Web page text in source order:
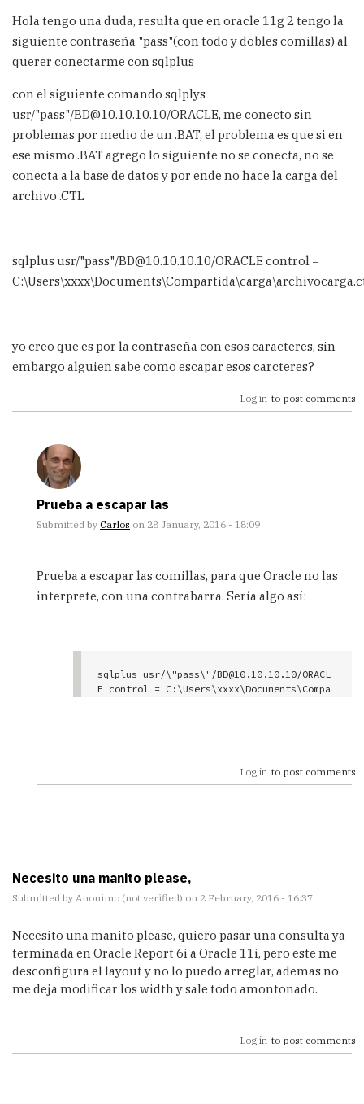
Hola tengo una duda, resulta que en oracle 11g 2 tengo la
siguiente contraseña "pass"(con todo y dobles comillas) al
querer conectarme con sqlplus
con el siguiente comando sqlplys
usr/"pass"/BD@10.10.10.10/ORACLE, me conecto sin
problemas por medio de un .BAT, el problema es que si en
ese mismo .BAT agrego lo siguiente no se conecta, no se
conecta a la base de datos y por ende no hace la carga del
archivo .CTL
sqlplus usr/"pass"/BD@10.10.10.10/ORACLE control =
yo creo que es por la contraseña con esos caracteres, sin
embargo alguien sabe como escapar esos carcteres?
Log in to post comments
Prueba a escapar las
Submitted by Carlos on 28 January, 2016 - 18:09
reply
Hola
Anonimo
Prueba a escapar las comillas, para que Oracle no las
interprete, con una contrabarra. Sería algo así:
sqlplus usr/\"pass\"/BD@10.10.10.10/ORACL
E control = C:\Users\xxxx\Documents\Compa
Log in to post comments
Necesito una manito please,
Submitted by Anonimo (not verified) on 2 February, 2016 - 16:37
Necesito una manito please, quiero pasar una consulta ya
terminada en Oracle Report 6i a Oracle 11i, pero este me
desconfigura el layout y no lo puedo arreglar, ademas no
me deja modificar los width y sale todo amontonado.
Log in to post comments